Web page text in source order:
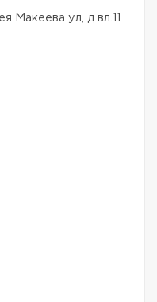
Макеева ул, д вл.11